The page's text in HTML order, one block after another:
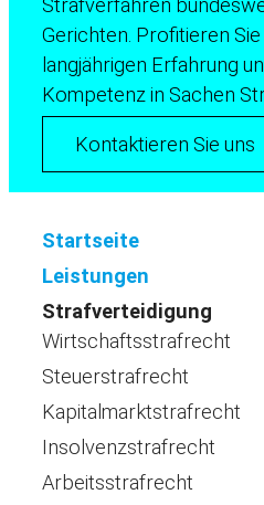
Strafverfahren
Gerichten. Profitieren
langjährigen Erfahrung
Kompetenz in Sachen
Kontaktieren Sie uns
Startseite
Leistungen
Strafverteidigung
Wirtschaftsstrafrecht
Steuerstrafrecht
Kapitalmarktstrafrecht
Insolvenzstrafrecht
Arbeitsstrafrecht